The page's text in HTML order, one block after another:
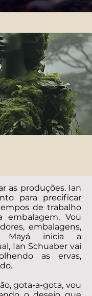
as produções. Ian
para precificar
de trabalho
embalagem. Vou
embalagens,
Mayá inicia a
Ian Schuaber vai
as ervas,
gota-a-gota, vou